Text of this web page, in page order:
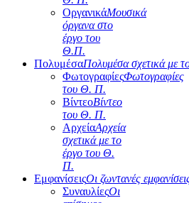
ΟργανικάΜουσικά
όργανα στο
έργο του
Θ.Π.
ΠολυμέσαΠολυμέσα σχετικά με
ΦωτογραφίεςΦωτογραφίες
του Θ. Π.
ΒίντεοΒίντεο
του Θ. Π.
ΑρχείαΑρχεία
σχετικά με το
έργο του Θ.
Π.
ΕμφανίσειςΟι ζωντανές
ΣυναυλίεςΟι